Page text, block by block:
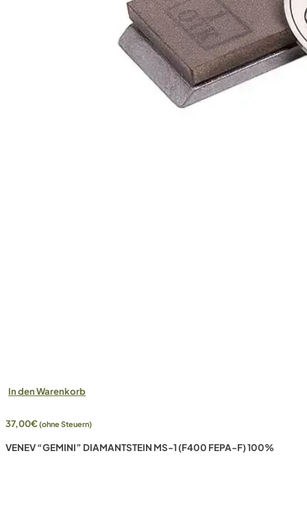
In den Warenkorb
37,00€(ohne Steuern)
VENEV “GEMINI” DIAMANTSTEIN MS-1 (F400 FEPA-F) 100%